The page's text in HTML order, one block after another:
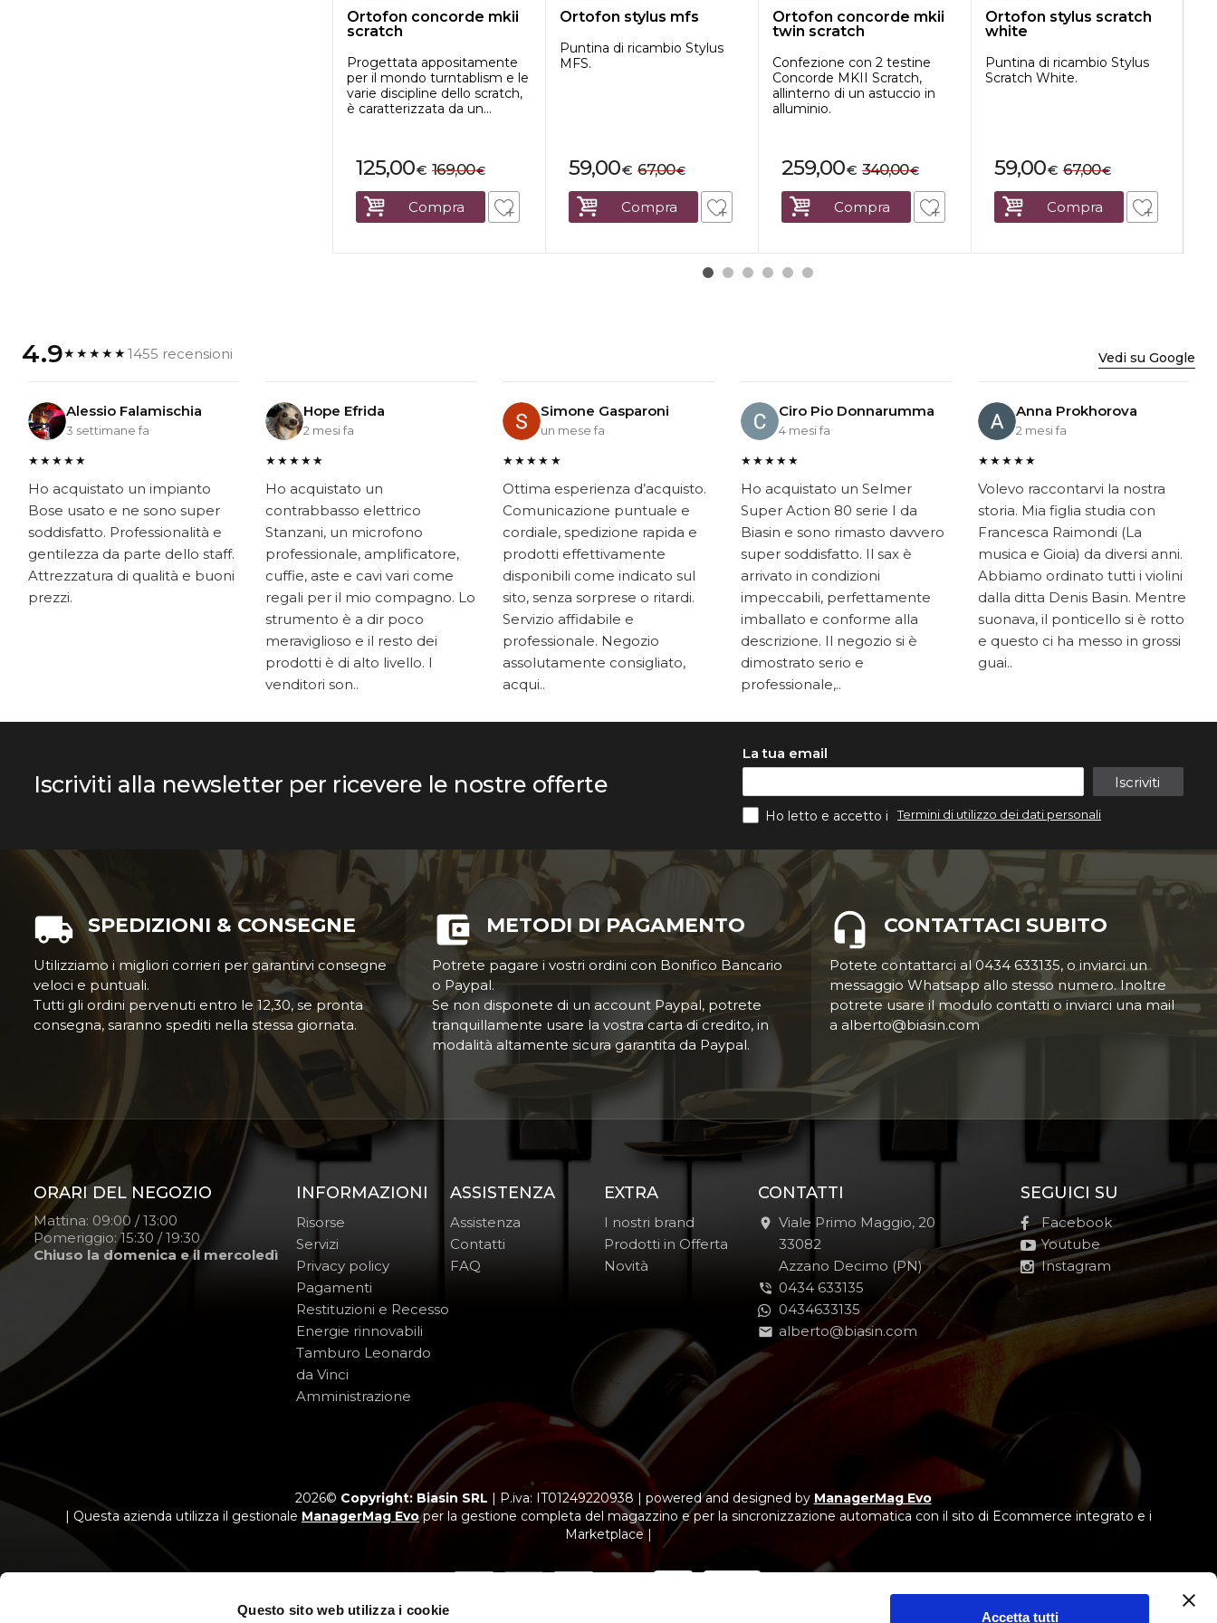
Questo sito web utilizza i cookie Accetta tutti
Ortofon concorde mkii
scratch
Progettata appositamente
per il mondo turntablism e le
varie discipline dello scratch,
è caratterizzata da un...
€
125,00 €
169,00
Compra
Ortofon stylus mfs
Puntina di ricambio Stylus
MFS.
€
59,00 €
67,00
Compra
Ortofon concorde mkii
twin scratch
Confezione con 2 testine
Concorde MKII Scratch,
allinterno di un astuccio in
alluminio.
€
259,00 €
340,00
Compra
Ortofon stylus scratch
white
Puntina di ricambio Stylus
Scratch White.
€
59,00 €
67,00
Compra
4.9★★★★★1455 recensioni Vedi su Google
Alessio Falamischia
3 settimane fa
★★★★★
Ho acquistato un impianto
Bose usato e ne sono super
soddisfatto. Professionalità e
gentilezza da parte dello staff.
Attrezzatura di qualità e buoni
prezzi.
Hope Efrida
2 mesi fa
★★★★★
Ho acquistato un
contrabbasso elettrico
Stanzani, un microfono
professionale, amplificatore,
cuffie, aste e cavi vari come
regali per il mio compagno. Lo
strumento è a dir poco
meraviglioso e il resto dei
prodotti è di alto livello. I
venditori son..
Simone Gasparoni
un mese fa
★★★★★
Ottima esperienza d’acquisto.
Comunicazione puntuale e
cordiale, spedizione rapida e
prodotti effettivamente
disponibili come indicato sul
sito, senza sorprese o ritardi.
Servizio affidabile e
professionale. Negozio
assolutamente consigliato,
acqui..
Ciro Pio Donnarumma
4 mesi fa
★★★★★
Ho acquistato un Selmer
Super Action 80 serie I da
Biasin e sono rimasto davvero
super soddisfatto. Il sax è
arrivato in condizioni
impeccabili, perfettamente
imballato e conforme alla
descrizione. Il negozio si è
dimostrato serio e
professionale,..
Anna Prokhorova
2 mesi fa
★★★★★
Volevo raccontarvi la nostra
storia. Mia figlia studia con
Francesca Raimondi (La
musica e Gioia) da diversi anni.
Abbiamo ordinato tutti i violini
dalla ditta Denis Basin. Mentre
suonava, il ponticello si è rotto
e questo ci ha messo in grossi
guai..
Iscriviti alla newsletter per ricevere le nostre offerte
La tua email
Iscriviti
Ho letto e accetto i Termini di utilizzo dei dati personali
SPEDIZIONI & CONSEGNE
Utilizziamo i migliori corrieri per garantirvi consegne
veloci e puntuali.
Tutti gli ordini pervenuti entro le 12,30, se pronta
consegna, saranno spediti nella stessa giornata.
METODI DI PAGAMENTO
Potrete pagare i vostri ordini con Bonifico Bancario
o Paypal.
Se non disponete di un account Paypal, potrete
tranquillamente usare la vostra carta di credito, in
modalità altamente sicura garantita da Paypal.
CONTATTACI SUBITO
Potete contattarci al 0434 633135, o inviarci un
messaggio Whatsapp allo stesso numero. Inoltre
potrete usare il modulo contatti o inviarci una mail
a alberto@biasin.com
ORARI DEL NEGOZIO
Mattina: 09:00 / 13:00
Pomeriggio: 15:30 / 19:30
Chiuso la domenica e il mercoledì
INFORMAZIONI
Risorse
Servizi
Privacy policy
Pagamenti
Restituzioni e Recesso
Energie rinnovabili
Tamburo Leonardo
da Vinci
Amministrazione
ASSISTENZA
Assistenza
Contatti
FAQ
EXTRA
I nostri brand
Prodotti in Offerta
Novità
CONTATTI
Viale Primo Maggio, 20
-
33082
-
Azzano Decimo (PN)
0434 633135
0434633135
alberto@biasin.com
SEGUICI SU
Facebook
Youtube
Instagram
2026© Copyright: Biasin SRL | P.iva: IT01249220938 | powered and designed by ManagerMag Evo
| Questa azienda utilizza il gestionale ManagerMag Evoper la gestione completa del magazzino e per la sincronizzazione automatica con il sito di Ecommerce integrato e i
Marketplace |